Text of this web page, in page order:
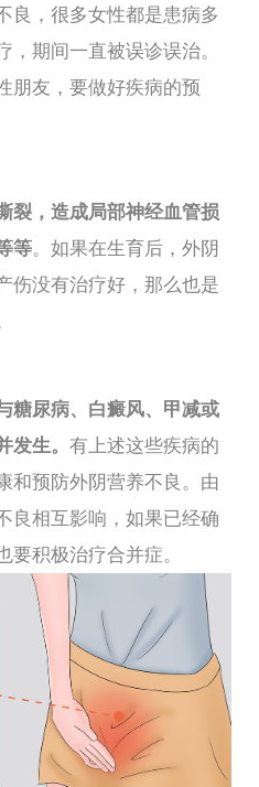
良，很多女性都是患病多
期间一直被误诊误治。
朋友，要做好疾病的预
裂，造成局部神经血管损
等。如果在生育后，外阴
伤没有治疗好，那么也是
糖尿病、白癜风、甲减或
发生。 有上述这些疾病的
和预防外阴营养不良。由
良相互影响，如果已经确
要积极治疗合并症。